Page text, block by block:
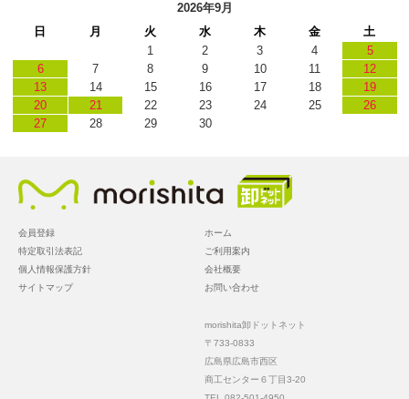
2026年9月
日
月 火 水 木 金
土
1
2 3 4
5
6
7 8 9 10 11
12
13
14 15 16 17 18
19
20
21 22 23 24 25
26
27
28 29 30
ホーム
ご利用案内
会社概要
お問い合わせ
会員登録
特定取引法表記
個人情報保護方針
サイトマップ
morishita卸ドットネット
〒733-0833
広島県広島市西区
商工センター６丁目3-20